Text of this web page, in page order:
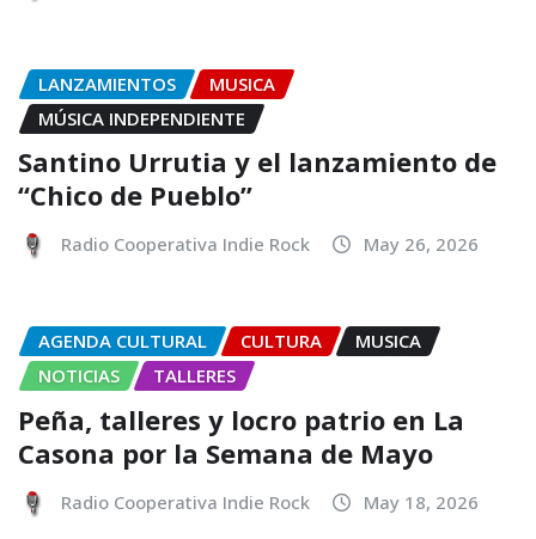
LANZAMIENTOS
MUSICA
MÚSICA INDEPENDIENTE
Santino Urrutia y el lanzamiento de
“Chico de Pueblo”
Radio Cooperativa Indie Rock May 26, 2026
AGENDA CULTURAL CULTURA
MUSICA
NOTICIAS
TALLERES
Peña, talleres y locro patrio en La
Casona por la Semana de Mayo
Radio Cooperativa Indie Rock May 18, 2026